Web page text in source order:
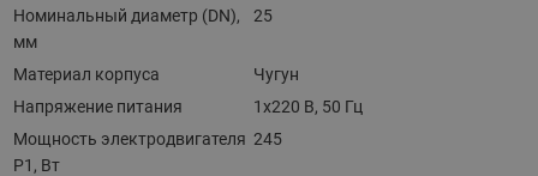
Номинальный диаметр (DN),
мм
25
Материал корпуса
Чугун
Напряжение питания
1х220 В, 50 Гц
Мощность электродвигателя
P1, Вт
245